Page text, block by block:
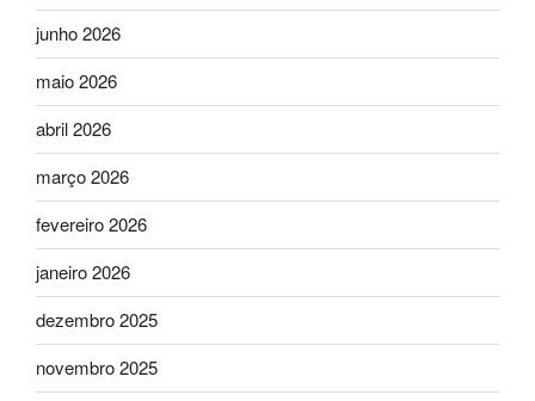
junho 2026
maio 2026
abril 2026
março 2026
fevereiro 2026
janeiro 2026
dezembro 2025
novembro 2025